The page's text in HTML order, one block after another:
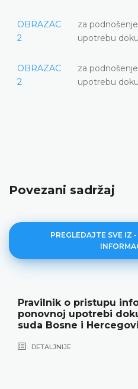
OBRAZAC
2
za
upotrebu
OBRAZAC
2
za
upotrebu
Povezani sadržaj
PREGLEDAJTE SVE IZ
Pravilnik o pristupu
ponovnoj upotrebi
suda Bosne i
DETALJNIJE